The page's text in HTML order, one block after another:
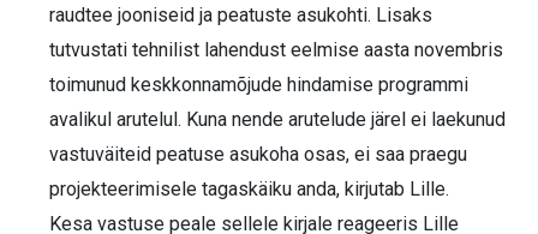
raudtee jooniseid ja peatuste asukohti. Lisaks
tutvustati tehnilist lahendust eelmise aasta novembris
toimunud keskkonnamõjude hindamise programmi
avalikul arutelul. Kuna nende arutelude järel ei laekunud
vastuväiteid peatuse asukoha osas, ei saa praegu
projekteerimisele tagaskäiku anda, kirjutab Lille.
Kesa vastuse peale sellele kirjale reageeris Lille